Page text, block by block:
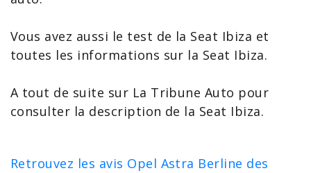
Vous avez aussi le test de la Seat Ibiza et
toutes les informations sur la Seat Ibiza.
A tout de suite sur La Tribune Auto pour
consulter la description de la Seat Ibiza.
Retrouvez les avis Opel Astra Berline des